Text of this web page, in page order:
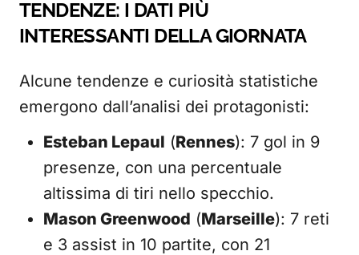
TENDENZE: I DATI PIÙ
INTERESSANTI DELLA GIORNATA
Alcune tendenze e curiosità statistiche
emergono dall’analisi dei protagonisti:
Esteban Lepaul (Rennes): 7 gol in 9
presenze, con una percentuale
altissima di tiri nello specchio.
Mason Greenwood (Marseille): 7 reti
e 3 assist in 10 partite, con 21